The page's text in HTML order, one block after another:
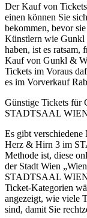
Der Kauf von
einen können Sie
bekommen, bevor
Künstlern wie Gunkl
haben, ist es ratsam,
Kauf von Gunkl &
Tickets im Voraus
es im Vorverkauf
Günstige Tickets
STADTSAAL
Es gibt
Herz & Hirn 3 im
Methode ist, diese
der Stadt Wien
STADTSAAL WIEN
Ticket-Kategorien
angezeigt, wie viele
sind, damit Sie